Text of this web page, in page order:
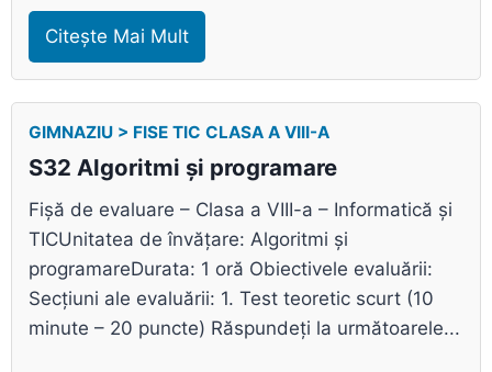
Citește Mai Mult
GIMNAZIU > FISE TIC CLASA A VIII-A
S32 Algoritmi și programare
Fișă de evaluare – Clasa a VIII-a – Informatică și
TICUnitatea de învățare: Algoritmi și
programareDurata: 1 oră Obiectivele evaluării:
Secțiuni ale evaluării: 1. Test teoretic scurt (10
minute – 20 puncte) Răspundeți la următoarele...